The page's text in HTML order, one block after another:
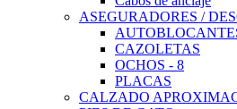
ASEGURADORES /
CAZOLETAS
OCHOS - 8
PLACAS
CALZADO